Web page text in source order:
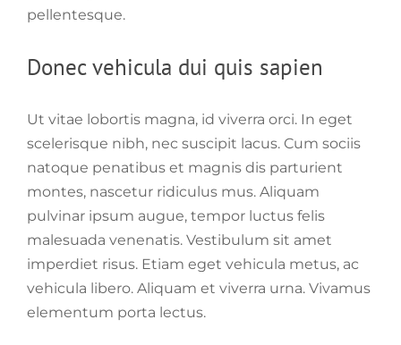
pellentesque.
Donec vehicula dui quis sapien
Ut vitae lobortis magna, id viverra orci. In eget
scelerisque nibh, nec suscipit lacus. Cum sociis
natoque penatibus et magnis dis parturient
montes, nascetur ridiculus mus. Aliquam
pulvinar ipsum augue, tempor luctus felis
malesuada venenatis. Vestibulum sit amet
imperdiet risus. Etiam eget vehicula metus, ac
vehicula libero. Aliquam et viverra urna. Vivamus
elementum porta lectus.